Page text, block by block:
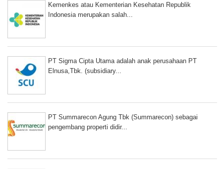
Kemenkes atau Kementerian Kesehatan Republik
Indonesia merupakan salah...
PT Sigma Cipta Utama adalah anak perusahaan PT
Elnusa,Tbk. (subsidiary...
PT Summarecon Agung Tbk (Summarecon) sebagai
pengembang properti didir...